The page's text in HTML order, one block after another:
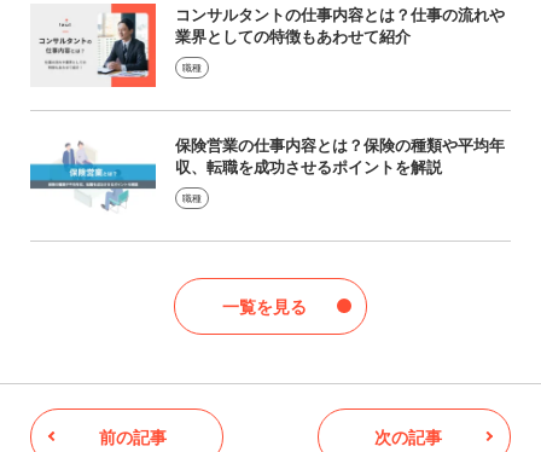
コンサルタントの仕事内容とは？仕事の流れや
業界としての特徴もあわせて紹介
職種
保険営業の仕事内容とは？保険の種類や平均年
収、転職を成功させるポイントを解説
職種
一覧を見る
前の記事 次の記事